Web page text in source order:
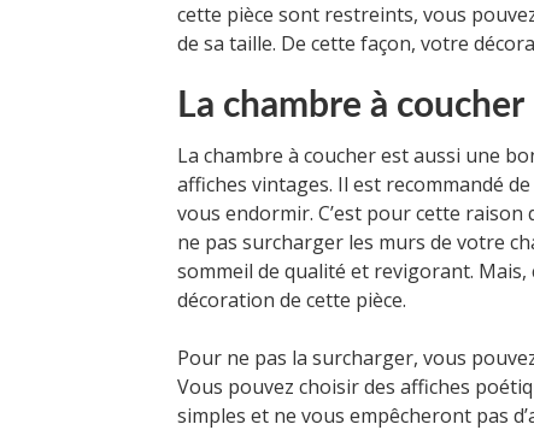
cette pièce sont restreints, vous
de sa taille. De cette façon, votre
La chambre à coucher
La chambre à coucher est aussi une
affiches vintages. Il est recommandé
vous endormir. C’est pour cette
ne pas surcharger les murs de votre
sommeil de qualité et revigorant.
décoration de cette pièce.
Pour ne pas la surcharger, vous
Vous pouvez choisir des affiches
simples et ne vous empêcheront pas